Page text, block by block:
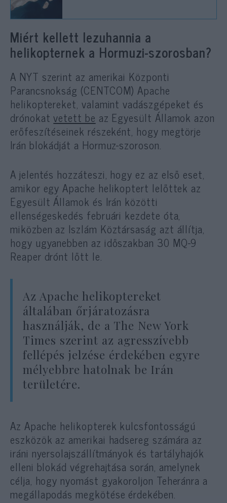
Miért kellett lezuhannia a
helikopternek a Hormuzi-szorosban?
A NYT szerint az amerikai Központi
Parancsnokság (CENTCOM) Apache
helikoptereket, valamint vadászgépeket és
drónokatvetett be az Egyesült Államok azon
erőfeszítéseinek részeként, hogy megtörje
Irán blokádját a Hormuz-szoroson.
A jelentés hozzáteszi, hogy ez az első eset,
amikor egy Apache helikoptert lelőttek az
Egyesült Államok és Irán közötti
ellenségeskedés februári kezdete óta,
miközben az Iszlám Köztársaság azt állítja,
hogy ugyanebben az időszakban 30 MQ-9
Reaper drónt lőtt le.
Az Apache helikoptereket
általában őrjáratozásra
használják, de a The New York
Times szerint az agresszívebb
fellépés jelzése érdekében egyre
mélyebbre hatolnak be Irán
területére.
Az Apache helikopterek kulcsfontosságú
eszközök az amerikai hadsereg számára az
iráni nyersolajszállítmányok és tartályhajók
elleni blokád végrehajtása során, amelynek
célja, hogy nyomást gyakoroljon Teheránra a
megállapodás megkötése érdekében.